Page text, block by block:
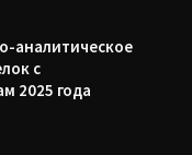
аналитическое
с
2025 года